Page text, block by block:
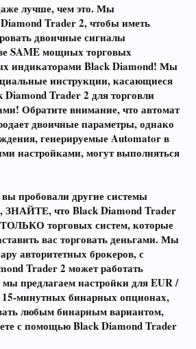
лучше, чем это. Мы
Trader 2, чтобы иметь
двоичные сигналы
SAME мощных торговых
индикаторами Black Diamond! Мы
инструкции, касающиеся
Diamond Trader 2 для торговли
Обратите внимание, что автомат
двоичные параметры, однако
генерируемые Automator в
настройками, могут выполняться
пробовали другие системы
ЗНАЙТЕ, что Black Diamond Trader
ТОЛЬКО торговых систем, которые
вас торговать деньгами. Мы
авторитетных брокеров, с
Trader 2 может работать
предлагаем настройки для EUR /
15-минутных бинарных опционах,
любым бинарным вариантом,
с помощью Black Diamond Trader